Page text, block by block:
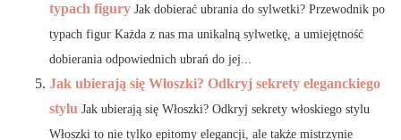
typach figury Jak dobierać ubrania do sylwetki? Przewodnik po
typach figur Każda z nas ma unikalną sylwetkę, a umiejętność
dobierania odpowiednich ubrań do jej...
Jak ubierają się Włoszki? Odkryj sekrety eleganckiego
stylu Jak ubierają się Włoszki? Odkryj sekrety włoskiego stylu
Włoszki to nie tylko epitomy elegancji, ale także mistrzynie